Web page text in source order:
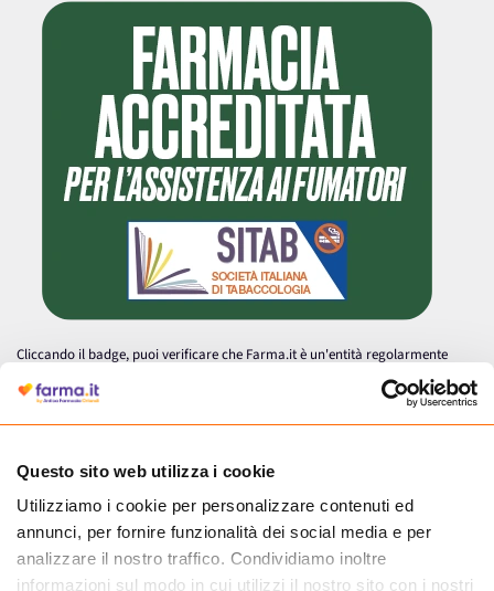
Questo sito web utilizza i cookie
Utilizziamo i cookie per personalizzare contenuti ed
annunci, per fornire funzionalità dei social media e per
analizzare il nostro traffico. Condividiamo inoltre
informazioni sul modo in cui utilizzi il nostro sito con i nostri
Cliccando il badge, puoi verificare che Farma.it è un'entità regolarmente
autorizzata dal Ministero della Salute a effettuare la vendita online di
medicinali.